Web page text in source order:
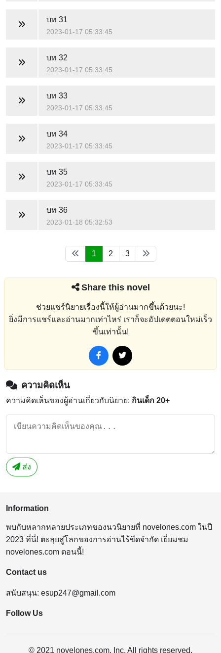
บท 31
2023-01-17 05:33:45
บท 32
2023-01-17 05:33:45
บท 33
2023-01-17 05:33:45
บท 34
2023-01-17 05:33:45
บท 35
2023-01-17 05:33:45
บท 36
2023-01-18 05:32:53
1 2 3
Share this novel
ช่วยแชร์นิยายเรื่องนี้ให้ผู้อ่านมากขึ้นด้วยนะ!
ยิ่งมีการแชร์และอ่านมากเท่าไหร่ เราก็จะอัปเดตตอนใหม่เร็ว
ขึ้นเท่านั้น!
ความคิดเห็น
ความคิดเห็นของผู้อ่านเกี่ยวกับนิยาย: กินเด็ก 20+
ส่ง
Information
พบกับหลากหลายประเภทของนวนิยายที่ novelones.com ในปี
2023 ที่นี่! ตะลุยสู่โลกของการอ่านไร้ขีดจำกัด เยี่ยมชม
novelones.com ตอนนี้!
Contact us
สนับสนุน: esup247@gmail.com
Follow Us
© 2021 novelones.com, Inc. All rights reserved.